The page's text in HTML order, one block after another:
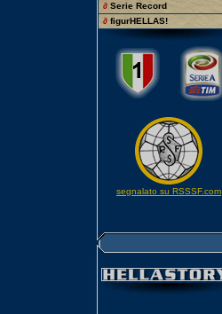
∂ Serie Record
∂ figurHELLAS!
segnalato su RSSSF.com